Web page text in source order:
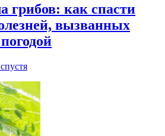
грибов: как спасти
вызванных